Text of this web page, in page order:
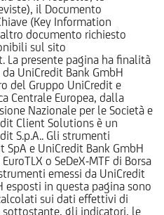
il Documento
(Key Information
documento richiesto
sul sito
La presente pagina ha finalità
UniCredit Bank GmbH
del Gruppo UniCredit e
Centrale Europea, dalla
Nazionale per le Società e
Client Solutions è un
S.p.A.. Gli strumenti
SpA e UniCredit Bank GmbH
o SeDeX-MTF di Borsa
emessi da UniCredit
esposti in questa pagina sono
sui dati effettivi di
sottostante, gli indicatori, le